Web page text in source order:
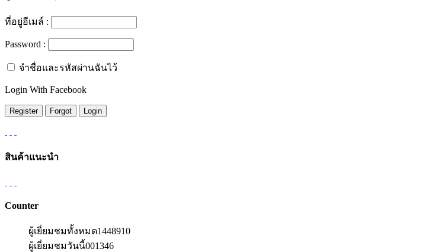
ที่อยู่อีเมล์ :
Password :
จำชื่อและรหัสผ่านฉันไว้
Login With Facebook
สินค้าแนะนำ
Counter
ผู้เยี่ยมชมทั้งหมด1448910
ผู้เยี่ยมชมวันนี้001346